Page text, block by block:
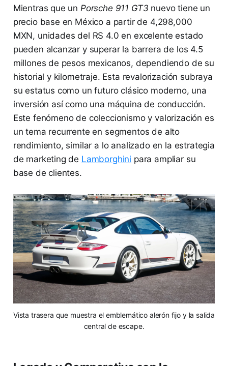
Mientras que un Porsche 911 GT3 nuevo tiene un
precio base en México a partir de 4,298,000
MXN, unidades del RS 4.0 en excelente estado
pueden alcanzar y superar la barrera de los 4.5
millones de pesos mexicanos, dependiendo de su
historial y kilometraje. Esta revalorización subraya
su estatus como un futuro clásico moderno, una
inversión así como una máquina de conducción.
Este fenómeno de coleccionismo y valorización es
un tema recurrente en segmentos de alto
rendimiento, similar a lo analizado en la estrategia
de marketing de Lamborghini para ampliar su
base de clientes.
Vista trasera que muestra el emblemático alerón fijo y la salida
central de escape.